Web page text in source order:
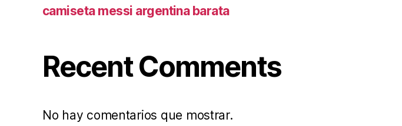
camiseta messi argentina barata
Recent Comments
No hay comentarios que mostrar.